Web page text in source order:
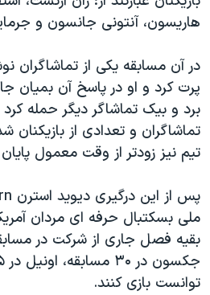
اقتصادی
اسرائیل در جنگ
گالری عکس
آرشیو پخش زنده
حمله جمهوری اسلامی به اسرائیل
ورزش زنان در ایران
اعتراضات زن، زندگی، آزادی
مجموعه مستندهای دادخواهی
دادگاه حمید نوری
چهل سال گروگان‌گیری
قانون شفافیت دارائی کادر رهبری
اعتراضات مردمی آبان ۹۸
زبانهای مختلف
هاريسون، آنتونی جانسون و
در آن مسابقه يکی از تماشاگران
پرت کرد و او در پاسخ آن بميان
برد و بيک تماشاگر ديگر حمله
تماشاگران و تعدادی از بازيکنان
تيم نيز زودتر از وقت معمول
ملی بسکتبال حرفه ای مردان
بقيه فصل جاری از شرکت در
توانست بازی کنند.